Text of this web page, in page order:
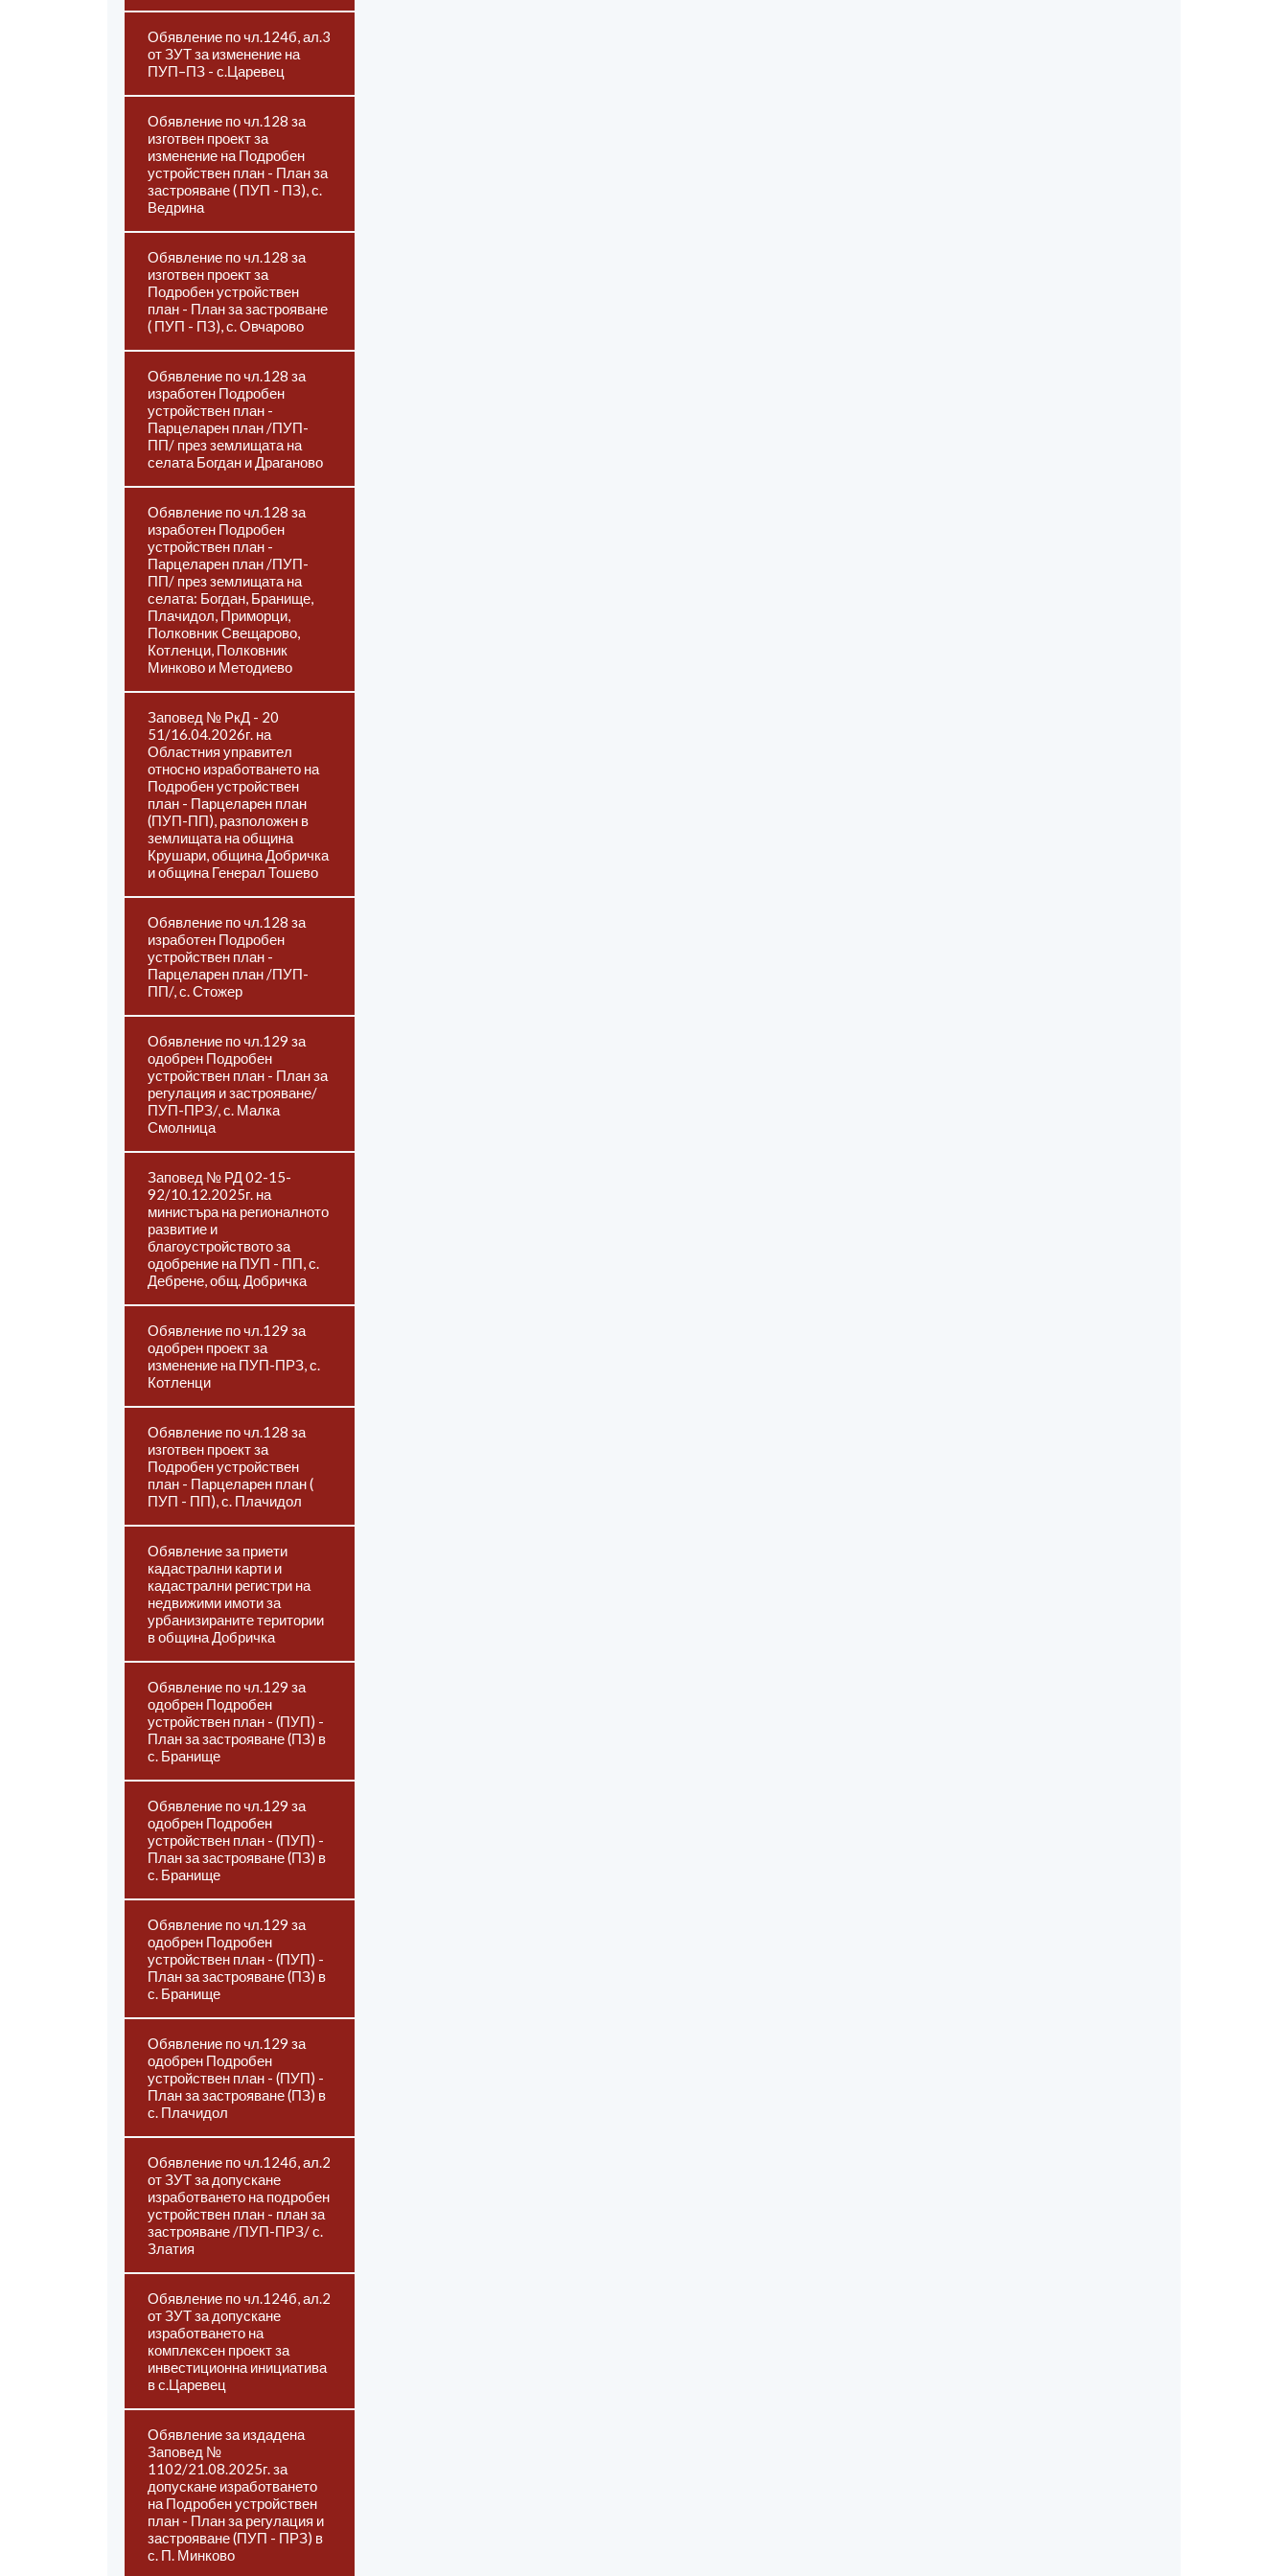
Обявление по чл.124б, ал.3
от ЗУТ за изменение на
ПУП–ПЗ - с.Царевец
Обявление по чл.128 за
изготвен проект за
изменение на Подробен
устройствен план - План за
застрояване ( ПУП - ПЗ), с.
Ведрина
Обявление по чл.128 за
изготвен проект за
Подробен устройствен
план - План за застрояване
( ПУП - ПЗ), с. Овчарово
Обявление по чл.128 за
изработен Подробен
устройствен план -
Парцеларен план /ПУП-
ПП/ през землищата на
селата Богдан и Драганово
Обявление по чл.128 за
изработен Подробен
устройствен план -
Парцеларен план /ПУП-
ПП/ през землищата на
селата: Богдан, Бранище,
Плачидол, Приморци,
Полковник Свещарово,
Котленци, Полковник
Минково и Методиево
Заповед № РкД - 20
51/16.04.2026г. на
Областния управител
относно изработването на
Подробен устройствен
план - Парцеларен план
(ПУП-ПП), разположен в
землищата на община
Крушари, община Добричка
и община Генерал Тошево
Обявление по чл.128 за
изработен Подробен
устройствен план -
Парцеларен план /ПУП-
ПП/, с. Стожер
Обявление по чл.129 за
одобрен Подробен
устройствен план - План за
регулация и застрояване/
ПУП-ПРЗ/, с. Малка
Смолница
Заповед № РД 02-15-
92/10.12.2025г. на
министъра на регионалното
развитие и
благоустройството за
одобрение на ПУП - ПП, с.
Дебрене, общ. Добричка
Обявление по чл.129 за
одобрен проект за
изменение на ПУП-ПРЗ, с.
Котленци
Обявление по чл.128 за
изготвен проект за
Подробен устройствен
план - Парцеларен план (
ПУП - ПП), с. Плачидол
Обявление за приети
кадастрални карти и
кадастрални регистри на
недвижими имоти за
урбанизираните територии
в община Добричка
Обявление по чл.129 за
одобрен Подробен
устройствен план - (ПУП) -
План за застрояване (ПЗ) в
с. Бранище
Обявление по чл.129 за
одобрен Подробен
устройствен план - (ПУП) -
План за застрояване (ПЗ) в
с. Бранище
Обявление по чл.129 за
одобрен Подробен
устройствен план - (ПУП) -
План за застрояване (ПЗ) в
с. Бранище
Обявление по чл.129 за
одобрен Подробен
устройствен план - (ПУП) -
План за застрояване (ПЗ) в
с. Плачидол
Обявление по чл.124б, ал.2
от ЗУТ за допускане
изработването на подробен
устройствен план - план за
застрояване /ПУП-ПРЗ/ с.
Златия
Обявление по чл.124б, ал.2
от ЗУТ за допускане
изработването на
комплексен проект за
инвестиционна инициатива
в с.Царевец
Обявление за издадена
Заповед №
1102/21.08.2025г. за
допускане изработването
на Подробен устройствен
план - План за регулация и
застрояване (ПУП - ПРЗ) в
с. П. Минково